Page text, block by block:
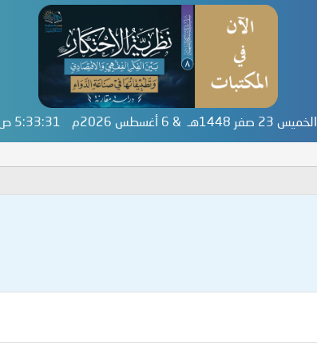
الخميس 23 صفر 1448هـ & 6 أغسطس 2026م 5:33:31 ص